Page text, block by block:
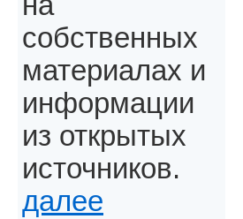
собственных
материалах и
информации
из открытых
источников.
далее